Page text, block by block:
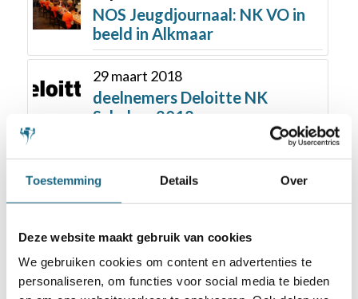
Toestemming Details Over
Deze website maakt gebruik van cookies
We gebruiken cookies om content en advertenties te
personaliseren, om functies voor social media te bieden
NOS Jeugdjournaal: NK VO in
beeld in Alkmaar
29 maart 2018
deelnemers Deloitte NK
Schaken 2018
Schaakbond.nl wordt mede mogelijk